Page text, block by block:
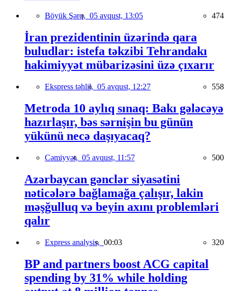
Böyük Şərq, 05 avqust, 13:05 474
İran prezidentinin üzərində qara
buludlar: istefa təkzibi Tehrandakı
hakimiyyət mübarizəsini üzə çıxarır
Ekspress təhlil, 05 avqust, 12:27 558
Metroda 10 aylıq sınaq: Bakı gələcəyə
hazırlaşır, bəs sərnişin bu günün
yükünü necə daşıyacaq?
Cəmiyyət, 05 avqust, 11:57 500
Azərbaycan gənclər siyasətini
nəticələrə bağlamağa çalışır, lakin
məşğulluq və beyin axını problemləri
qalır
Express analysis, 00:03 320
BP and partners boost ACG capital
spending by 31% while holding